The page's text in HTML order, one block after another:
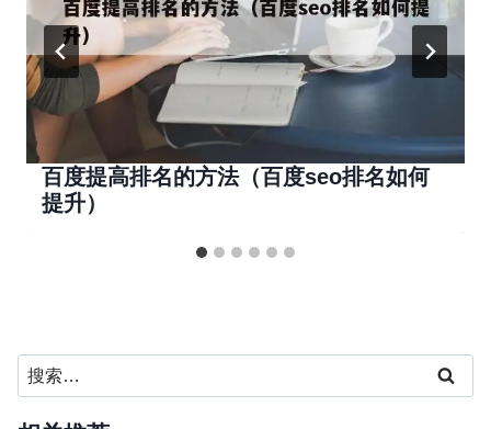
百度提高排名的方法（百度seo排名如何
提升）
搜
索：